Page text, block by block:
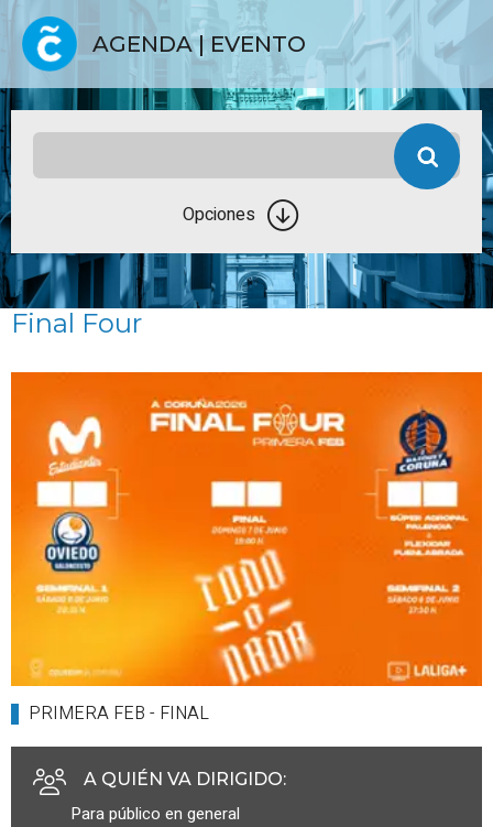
AGENDA | EVENTO
Opciones
Final Four
PRIMERA FEB - FINAL
A QUIÉN VA DIRIGIDO:
Para público en general